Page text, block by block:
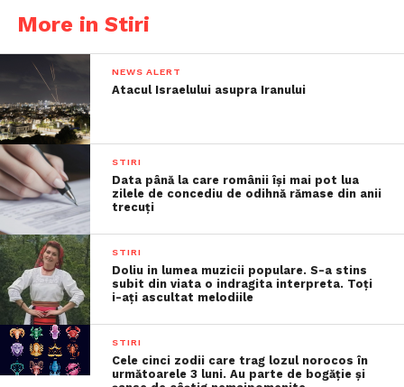
More in Stiri
NEWS ALERT
Atacul Israelului asupra Iranului
STIRI
Data până la care românii îşi mai pot lua
zilele de concediu de odihnă rămase din anii
trecuţi
STIRI
Doliu in lumea muzicii populare. S-a stins
subit din viata o indragita interpreta. Toți
i-ați ascultat melodiile
STIRI
Cele cinci zodii care trag lozul norocos în
următoarele 3 luni. Au parte de bogăție și